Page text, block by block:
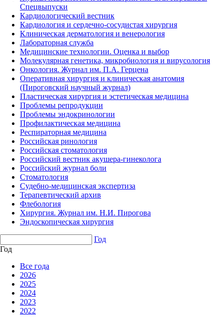
Спецвыпуски
Кардиологический вестник
Кардиология и сердечно-сосудистая хирургия
Клиническая дерматология и венерология
Лабораторная служба
Медицинские технологии. Оценка и выбор
Молекулярная генетика, микробиология и вирусология
Онкология. Журнал им. П.А. Герцена
Оперативная хирургия и клиническая анатомия
(Пироговский научный журнал)
Пластическая хирургия и эстетическая медицина
Проблемы репродукции
Проблемы эндокринологии
Профилактическая медицина
Респираторная медицина
Российская ринология
Российская стоматология
Российский вестник акушера-гинеколога
Российский журнал боли
Стоматология
Судебно-медицинская экспертиза
Терапевтический архив
Флебология
Хирургия. Журнал им. Н.И. Пирогова
Эндоскопическая хирургия
Год
Год
Все года
2026
2025
2024
2023
2022